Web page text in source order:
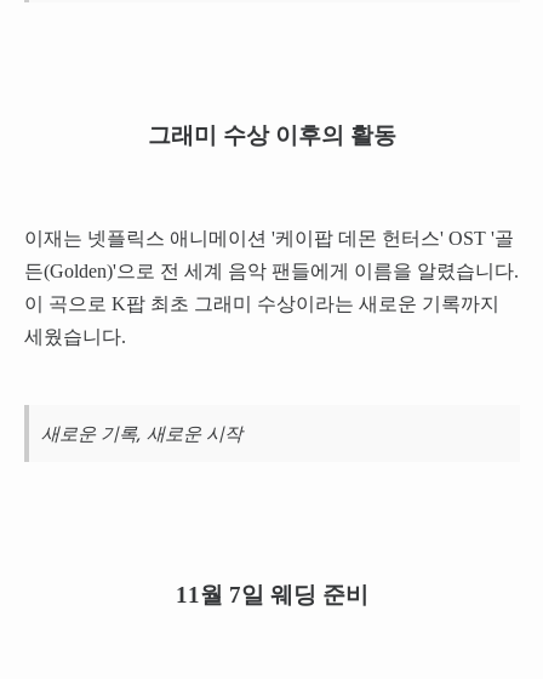
그래미 수상 이후의 활동
이재는 넷플릭스 애니메이션 '케이팝 데몬 헌터스' OST '골
든(Golden)'으로 전 세계 음악 팬들에게 이름을 알렸습니다.
이 곡으로 K팝 최초 그래미 수상이라는 새로운 기록까지
세웠습니다.
새로운 기록, 새로운 시작
11월 7일 웨딩 준비